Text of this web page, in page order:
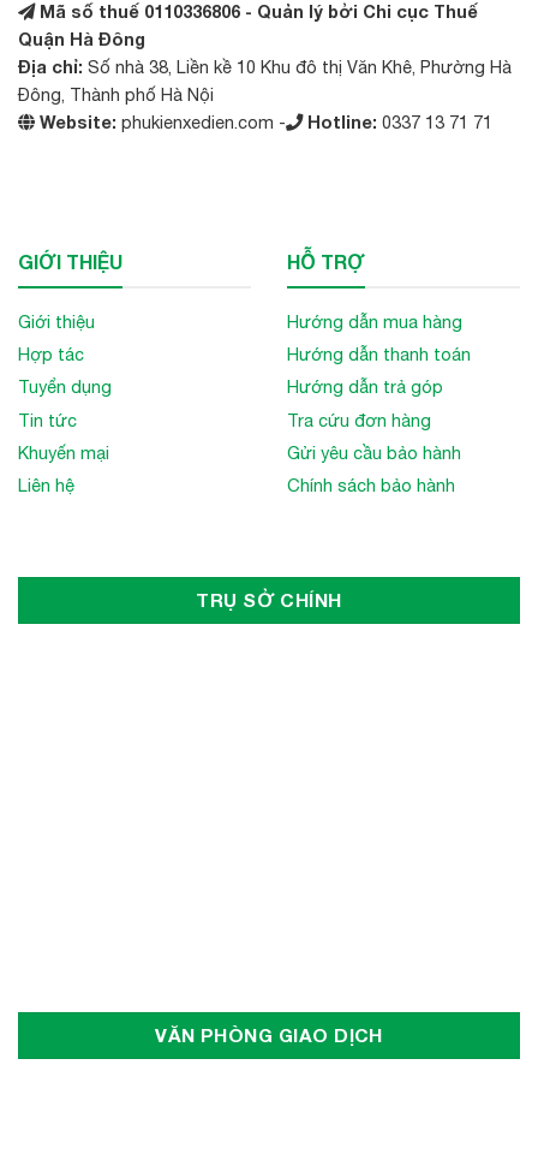
Mã số thuế 0110336806 - Quản lý bởi Chi cục Thuế
Quận Hà Đông
Địa chỉ: Số nhà 38, Liền kề 10 Khu đô thị Văn Khê, Phường Hà
Đông, Thành phố Hà Nội
Website: phukienxedien.com - Hotline: 0337 13 71 71
GIỚI THIỆU
Giới thiệu
Hợp tác
Tuyển dụng
Tin tức
Khuyến mại
Liên hệ
HỖ TRỢ
Hướng dẫn mua hàng
Hướng dẫn thanh toán
Hướng dẫn trả góp
Tra cứu đơn hàng
Gửi yêu cầu bảo hành
Chính sách bảo hành
TRỤ SỞ CHÍNH
VĂN PHÒNG GIAO DỊCH